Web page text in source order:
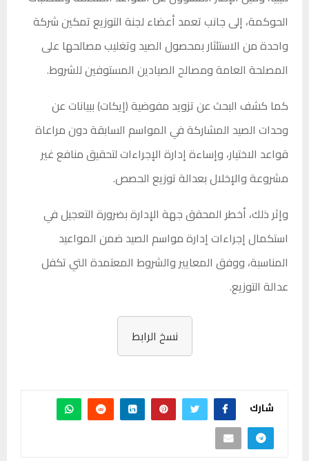
الحوكمة، إلى جانب تعمد أعضاء لجنة التوزيع تمكين شركة
واحدة من الاستئثار بمحصول الصيد وتغليب مصالحها على
المصلحة العامة ومصالح الصيادين المستوفين للشروط.
كما كشف البحث عن تزويد مفوضية (إيكات) ببيانات عن
وحدات الصيد المشاركة في المواسم السابقة دون مراعاة
قواعد الاختيار، وإساءة إدارة الإجراءات لتحقيق منافع غير
مشروعة والإخلال بعدالة توزيع الحصص.
وإثر ذلك، أخطر المحقق جهة الإدارة بضرورة التعجيل في
استكمال إجراءات إدارة مواسم الصيد ضمن المواعيد
المناسبة، ووفق المعايير والشروط المعتمدة التي تكفل
عدالة التوزيع.
نسخ الرابط
شارك